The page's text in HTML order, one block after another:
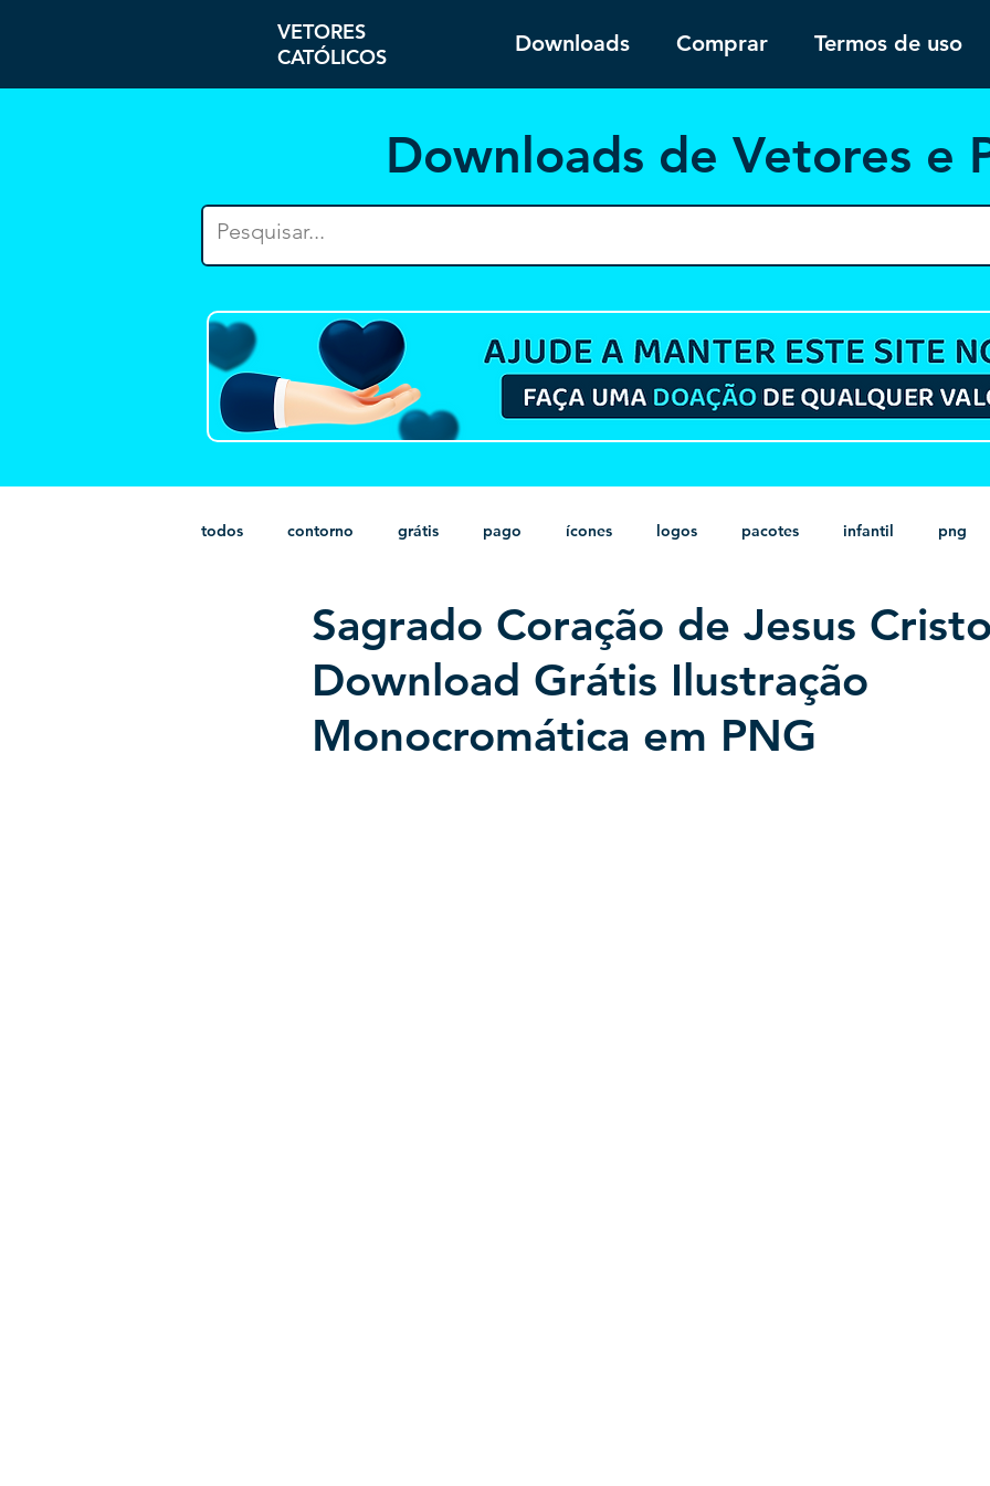
VETORES
CATÓLICOS
Downloads Comprar Termos de uso
Downloads de Vetores e
todos contorno grátis pago ícones logos pacotes infantil png
monocromático vetor estampas sem fundo HD minimalista psd
Sagrado Coração de Jesus
Download Grátis Ilustração
Monocromática em PNG